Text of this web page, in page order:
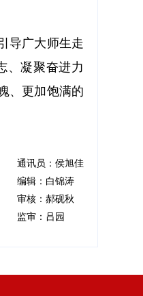
导广大师生走
、凝聚奋进力
、更加饱满的
通讯员：侯旭佳
编辑：白锦涛
审核：郝砚秋
监审：吕园